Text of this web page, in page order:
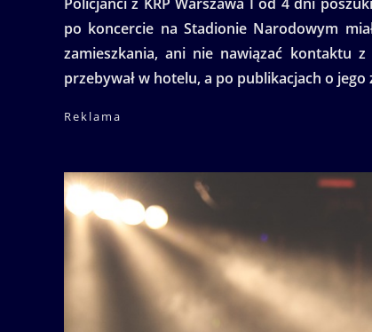
po koncercie na Stadionie Narodowym
zamieszkania, ani nie nawiązać kontaktu
przebywał w hotelu, a po publikacjach o
Reklama